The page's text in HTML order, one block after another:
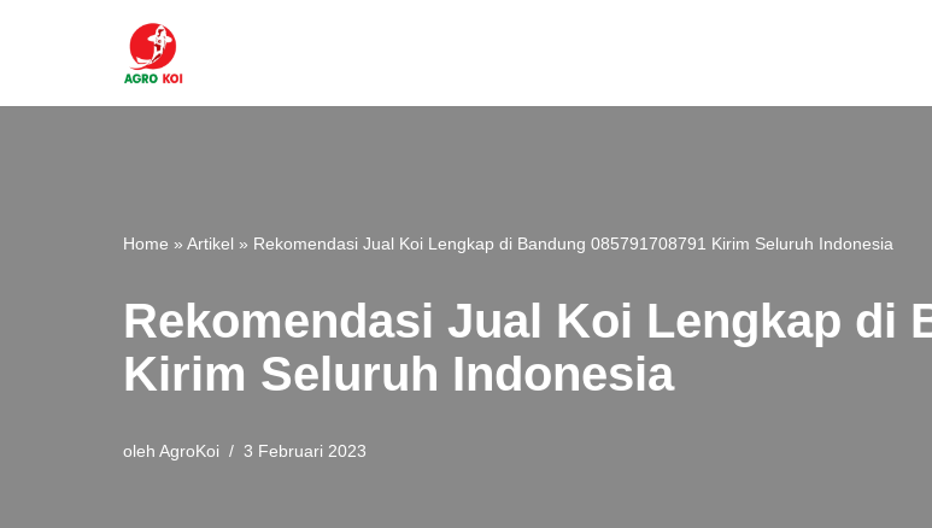
Home » Artikel » Rekomendasi Jual Koi Lengkap di Bandung 085791708791 Kirim Seluruh Indonesia
Rekomendasi Jual Koi Lengkap di
Kirim Seluruh Indonesia
oleh AgroKoi 3 Februari 2023